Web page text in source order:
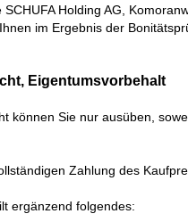
SCHUFA Holding AG,
im Ergebnis der
, Eigentumsvorbehalt
können Sie nur ausüben,
Zahlung des
ergänzend folgendes: